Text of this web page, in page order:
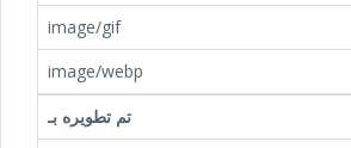
image/gif
image/webp
تم تطويره بـ